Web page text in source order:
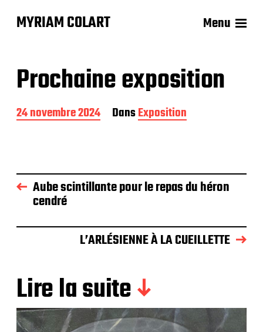
MYRIAM COLART Menu
Prochaine exposition
D
a
e
p
u
i
i
n
24 novembre 2024 DansExposition
Aube scintillante pour le repas du héron
cendré
L’ARLÉSIENNE À LA CUEILLETTE
Lire la suite